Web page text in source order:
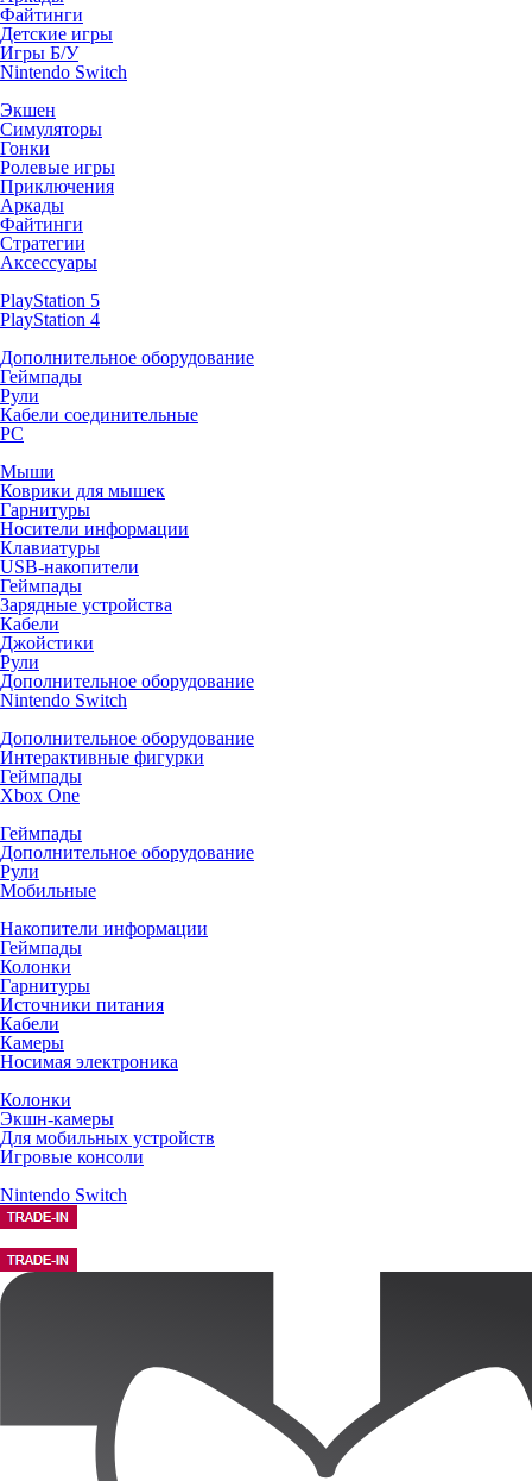
Файтинги
Детские игры
Игры Б/У
Nintendo Switch
Экшен
Симуляторы
Гонки
Ролевые игры
Приключения
Аркады
Файтинги
Стратегии
Аксессуары
PlayStation 5
PlayStation 4
Дополнительное оборудование
Геймпады
Рули
Кабели соединительные
PC
Мыши
Коврики для мышек
Гарнитуры
Носители информации
Клавиатуры
USB-накопители
Геймпады
Зарядные устройства
Кабели
Джойстики
Рули
Дополнительное оборудование
Nintendo Switch
Дополнительное оборудование
Интерактивные фигурки
Геймпады
Xbox One
Геймпады
Дополнительное оборудование
Рули
Мобильные
Накопители информации
Геймпады
Колонки
Гарнитуры
Источники питания
Кабели
Камеры
Носимая электроника
Колонки
Экшн-камеры
Для мобильных устройств
Игровые консоли
Nintendo Switch